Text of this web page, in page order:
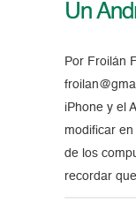
Un
Por Froilán
iPhone y el
modificar
de los
recordar